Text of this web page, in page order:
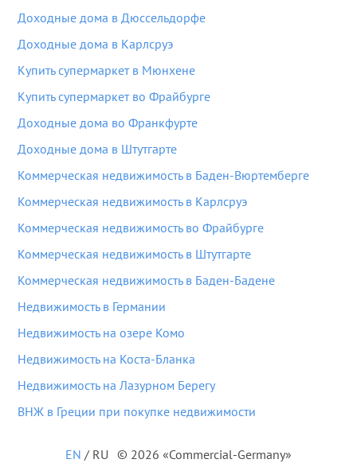
Доходные дома в Дюссельдорфе
Доходные дома в Карлсруэ
Купить супермаркет в Мюнхене
Купить супермаркет во Фрайбурге
Доходные дома во Франкфурте
Доходные дома в Штутгарте
Коммерческая недвижимость в Баден-Вюртемберге
Коммерческая недвижимость в Карлсруэ
Коммерческая недвижимость во Фрайбурге
Коммерческая недвижимость в Штутгарте
Коммерческая недвижимость в Баден-Бадене
Недвижимость в Германии
Недвижимость на озере Комо
Недвижимость на Коста-Бланка
Недвижимость на Лазурном Берегу
ВНЖ в Греции при покупке недвижимости
EN / RU © 2026 «Commercial-Germany»